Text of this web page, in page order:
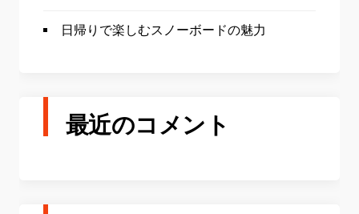
日帰りで楽しむスノーボードの魅力
最近のコメント